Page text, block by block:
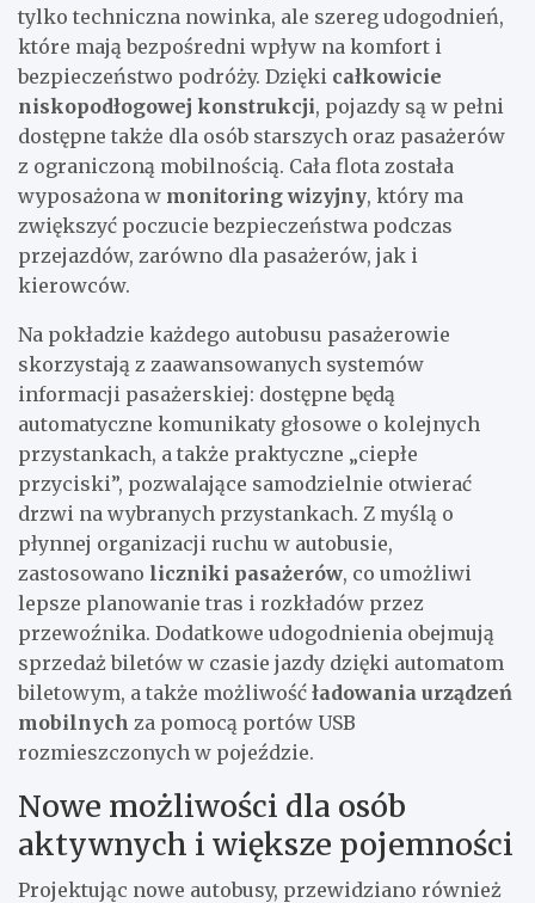
tylko techniczna nowinka, ale szereg udogodnień,
które mają bezpośredni wpływ na komfort i
bezpieczeństwo podróży. Dzięki całkowicie
niskopodłogowej konstrukcji, pojazdy są w pełni
dostępne także dla osób starszych oraz pasażerów
z ograniczoną mobilnością. Cała flota została
wyposażona w monitoring wizyjny, który ma
zwiększyć poczucie bezpieczeństwa podczas
przejazdów, zarówno dla pasażerów, jak i
kierowców.
Na pokładzie każdego autobusu pasażerowie
skorzystają z zaawansowanych systemów
informacji pasażerskiej: dostępne będą
automatyczne komunikaty głosowe o kolejnych
przystankach, a także praktyczne „ciepłe
przyciski”, pozwalające samodzielnie otwierać
drzwi na wybranych przystankach. Z myślą o
płynnej organizacji ruchu w autobusie,
zastosowano liczniki pasażerów, co umożliwi
lepsze planowanie tras i rozkładów przez
przewoźnika. Dodatkowe udogodnienia obejmują
sprzedaż biletów w czasie jazdy dzięki automatom
biletowym, a także możliwość ładowania urządzeń
mobilnych za pomocą portów USB
rozmieszczonych w pojeździe.
Nowe możliwości dla osób
aktywnych i większe pojemności
Projektując nowe autobusy, przewidziano również